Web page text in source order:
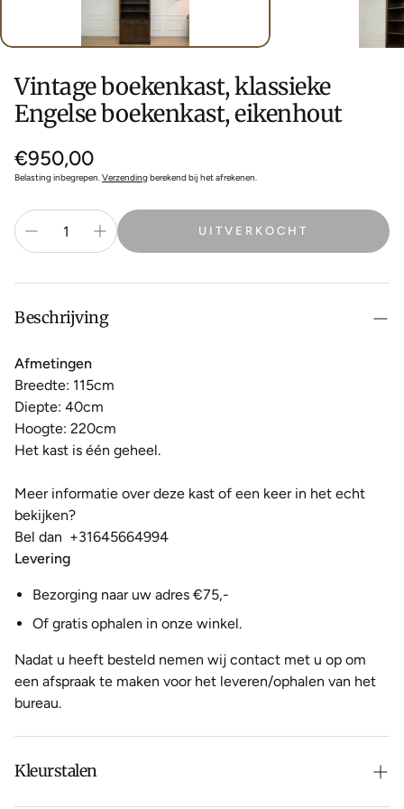
Vintage boekenkast, klassieke
Engelse boekenkast, eikenhout
Normale
prijs
€950,00
Belasting inbegrepen.Verzendingberekend bij het afrekenen.
UITVERKOCHT
Beschrijving
Afmetingen
Breedte: 115cm
Diepte: 40cm
Hoogte: 220cm
Het kast is één geheel.
Meer informatie over deze kast of een keer in het echt
bekijken?
Bel dan +31645664994
Levering
Bezorging naar uw adres €75,-
Of gratis ophalen in onze winkel.
Nadat u heeft besteld nemen wij contact met u op om
een afspraak te maken voor het leveren/ophalen van het
bureau.
Kleurstalen